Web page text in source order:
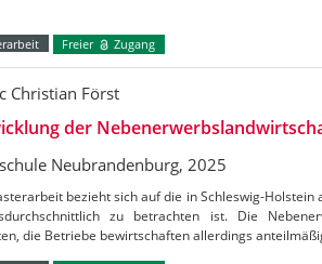
Freier Zugang
Christian Först
der
Neubrandenburg, 2025
bezieht sich auf die in Schleswig-
zu betrachten ist. Die
die Betriebe bewirtschaften allerdings